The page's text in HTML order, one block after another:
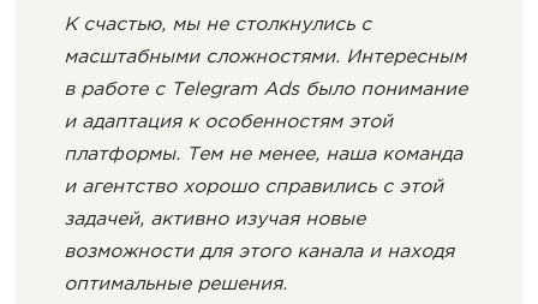
К счастью, мы не столкнулись с
масштабными сложностями. Интересным
в работе с Telegram Ads было понимание
и адаптация к особенностям этой
платформы. Тем не менее, наша команда
и агентство хорошо справились с этой
задачей, активно изучая новые
возможности для этого канала и находя
оптимальные решения.